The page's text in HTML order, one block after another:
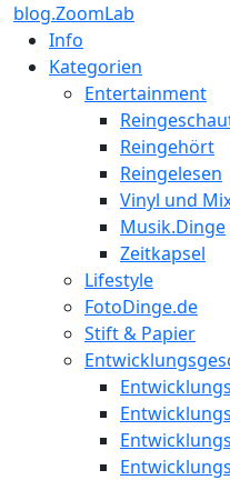
blog.ZoomLab
Info
Kategorien
Entertainment
Reingehört
Reingelesen
Vinyl und
Musik.Dinge
Zeitkapsel
Lifestyle
FotoDinge.de
Stift & Papier